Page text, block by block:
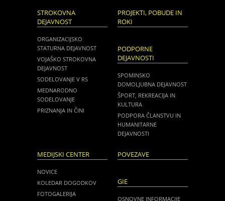
STROKOVNA
DEJAVNOST
ORGANIZACIJSKO
STATURNA DEJAVNOST
VOJAŠKO STROKOVNA
DEJAVNOST
SODELOVANJE V RS
MEDNARODNO
SODELOVANJE
PRIZNANJA IN ČINI
PROJEKTI, POBUDE IN
ROKI
PODPORNE
DEJAVNOSTI
SPOMINSKO
DOMOLJUBNA DEJAVNOST
ŠPORT, REKREACIJA IN
KULTURA
PODPORA ČLANSTVU IN
HUMANITARNE
DEJAVNOSTI
MEDIJSKI CENTER
NOVICE
KOLEDAR DOGODKOV
FOTOGALERIJA
POVEZAVE
GIE
OSNOVNE INFORMACIJE